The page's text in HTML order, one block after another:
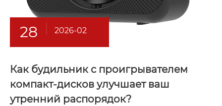
28 2026-02
Как будильник с проигрывателем
компакт-дисков улучшает ваш
утренний распорядок?